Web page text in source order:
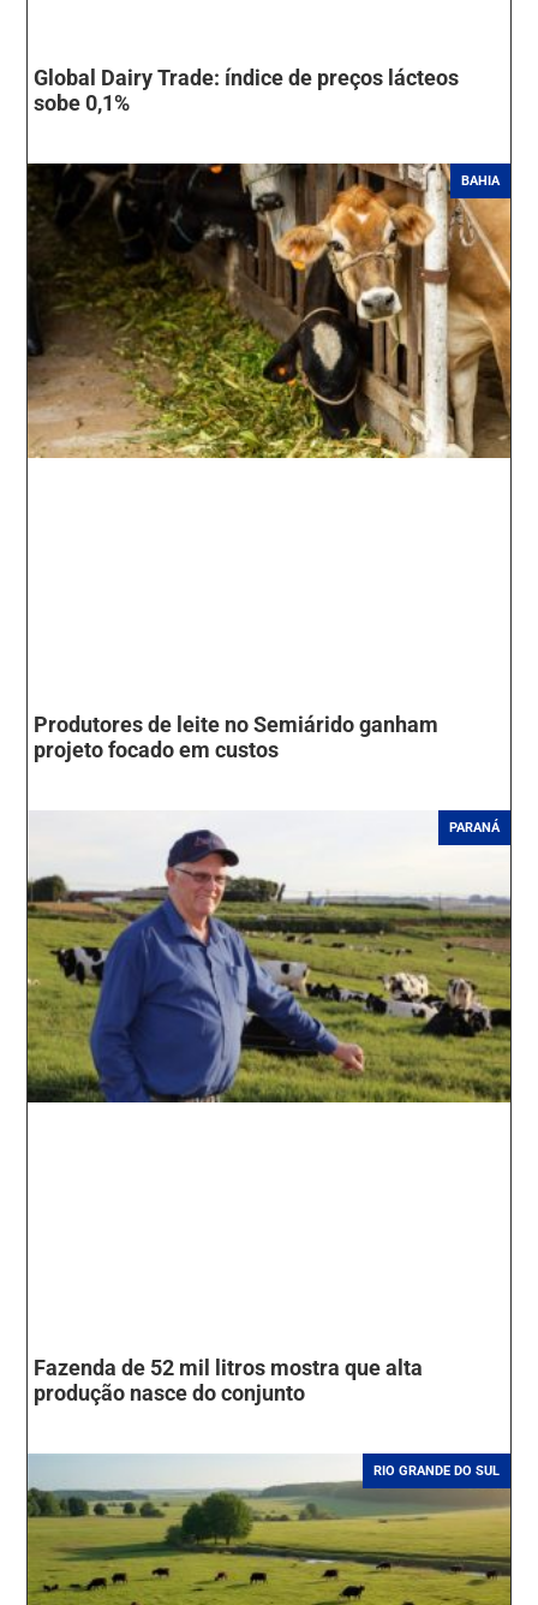
Global Dairy Trade: índice de preços lácteos
sobe 0,1%
BAHIA
Produtores de leite no Semiárido ganham
projeto focado em custos
PARANÁ
Fazenda de 52 mil litros mostra que alta
produção nasce do conjunto
RIO GRANDE DO SUL